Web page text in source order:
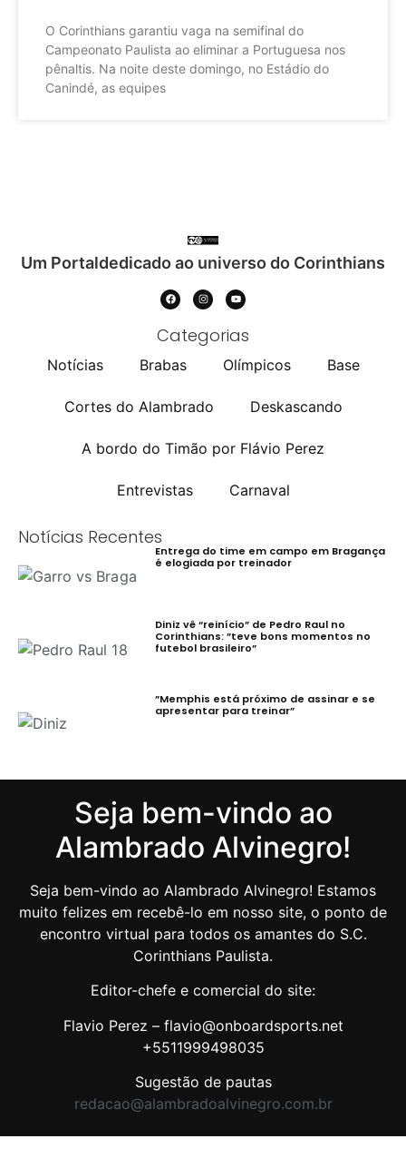
O Corinthians garantiu vaga na semifinal do
Campeonato Paulista ao eliminar a Portuguesa nos
pênaltis. Na noite deste domingo, no Estádio do
Canindé, as equipes
Um Portaldedicado ao universo do Corinthians
Categorias
Notícias Brabas Olímpicos Base
Cortes do Alambrado Deskascando
A bordo do Timão por Flávio Perez
Entrevistas Carnaval
Notícias Recentes
Entrega do time em campo em Bragança
é elogiada por treinador
Diniz vê “reinício” de Pedro Raul no
Corinthians: ”teve bons momentos no
futebol brasileiro”
”Memphis está próximo de assinar e se
apresentar para treinar”
Seja bem-vindo ao
Alambrado Alvinegro!
Seja bem-vindo ao Alambrado Alvinegro! Estamos
muito felizes em recebê-lo em nosso site, o ponto de
encontro virtual para todos os amantes do S.C.
Corinthians Paulista.
Editor-chefe e comercial do site:
Flavio Perez – flavio@onboardsports.net
+5511999498035
Sugestão de pautas
redacao@alambradoalvinegro.com.br